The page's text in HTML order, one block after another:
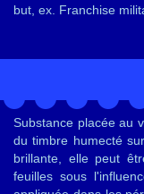
but, ex. Franchise
Substance placée au
du timbre humecté
brillante, elle peut
feuilles sous